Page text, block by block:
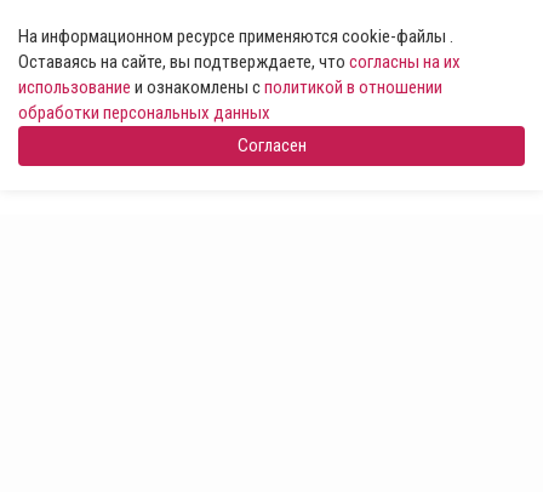
На информационном ресурсе применяются cookie-файлы .
Оставаясь на сайте, вы подтверждаете, что согласны на их
использование и ознакомлены сполитикой в отношении
обработки персональных данных
Согласен